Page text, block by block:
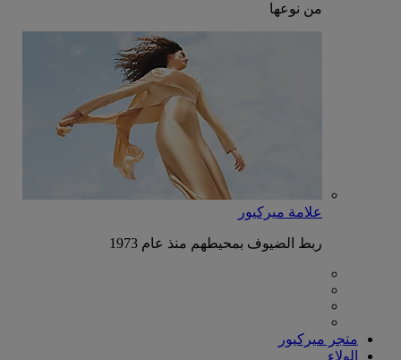
من نوعها
علامة ميركيور
ربط الضيوف بمحيطهم منذ عام 1973
متجر ميركيور
الولاء